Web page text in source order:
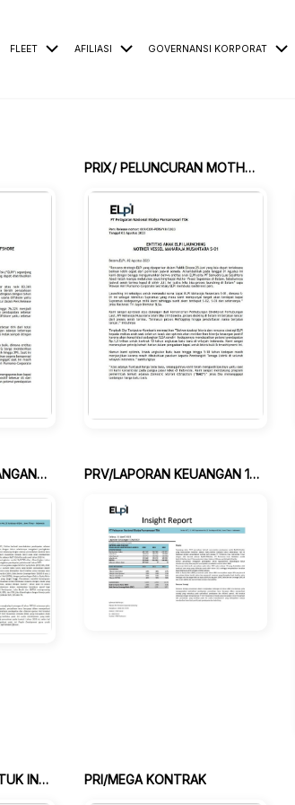
FLEET AFILIASI GOVERNANSI KORPORAT
PRIX/ PELUNCURAN MOTHER VESSEL MAHARAJA NUSANTARA S-01
PRVI/ LAPORAN KEUANGAN 3M2023 PRV/LAPORAN KEUANGAN 12M2022
PRII/DARI AMBON UNTUK INDONESIA PRI/MEGA KONTRAK